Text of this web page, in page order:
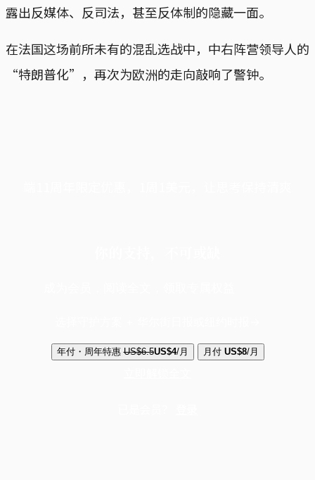
露出反媒体、反司法，甚至反体制的隐藏一面。
在法国这场前所未有的混乱选战中，中右阵营领导人的
“特朗普化”，再次为欧洲的走向敲响了警钟。
年付・周年特惠 US$6.5US$4/月 月付 US$8/月